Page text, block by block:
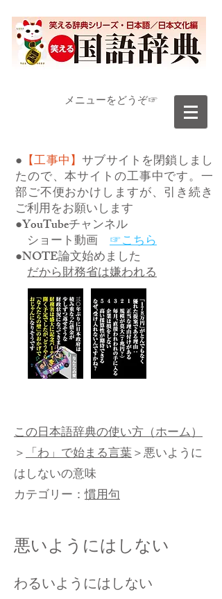
​メニューをどうぞ☞
● 【工事中】サブサイトを閉鎖しまし
たので、本サイトの工事中です。一
部ご不便おかけしますが、引き続き
ご利用をお願いします
●YouTubeチャンネル
ショート動画 ☞こちら
●NOTE論文始めました
だから財務省は嫌われる
この日本語辞典の使い方（ホーム）
＞「わ」で始まる言葉＞悪いように
はしないの意味
カテゴリー：慣用句
悪いようにはしない
わるいようにはしない